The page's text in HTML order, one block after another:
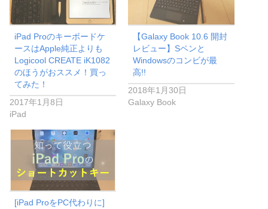
iPad Proのキーボードケ
ースはApple純正よりも
Logicool CREATE iK1082
のほうがおススメ！買っ
てみた！
2017年1月8日
iPad
【Galaxy Book 10.6 開封
レビュー】Sペンと
Windowsのコンビが最
高!!
2018年1月30日
Galaxy Book
[iPad ProをPC代わりに]